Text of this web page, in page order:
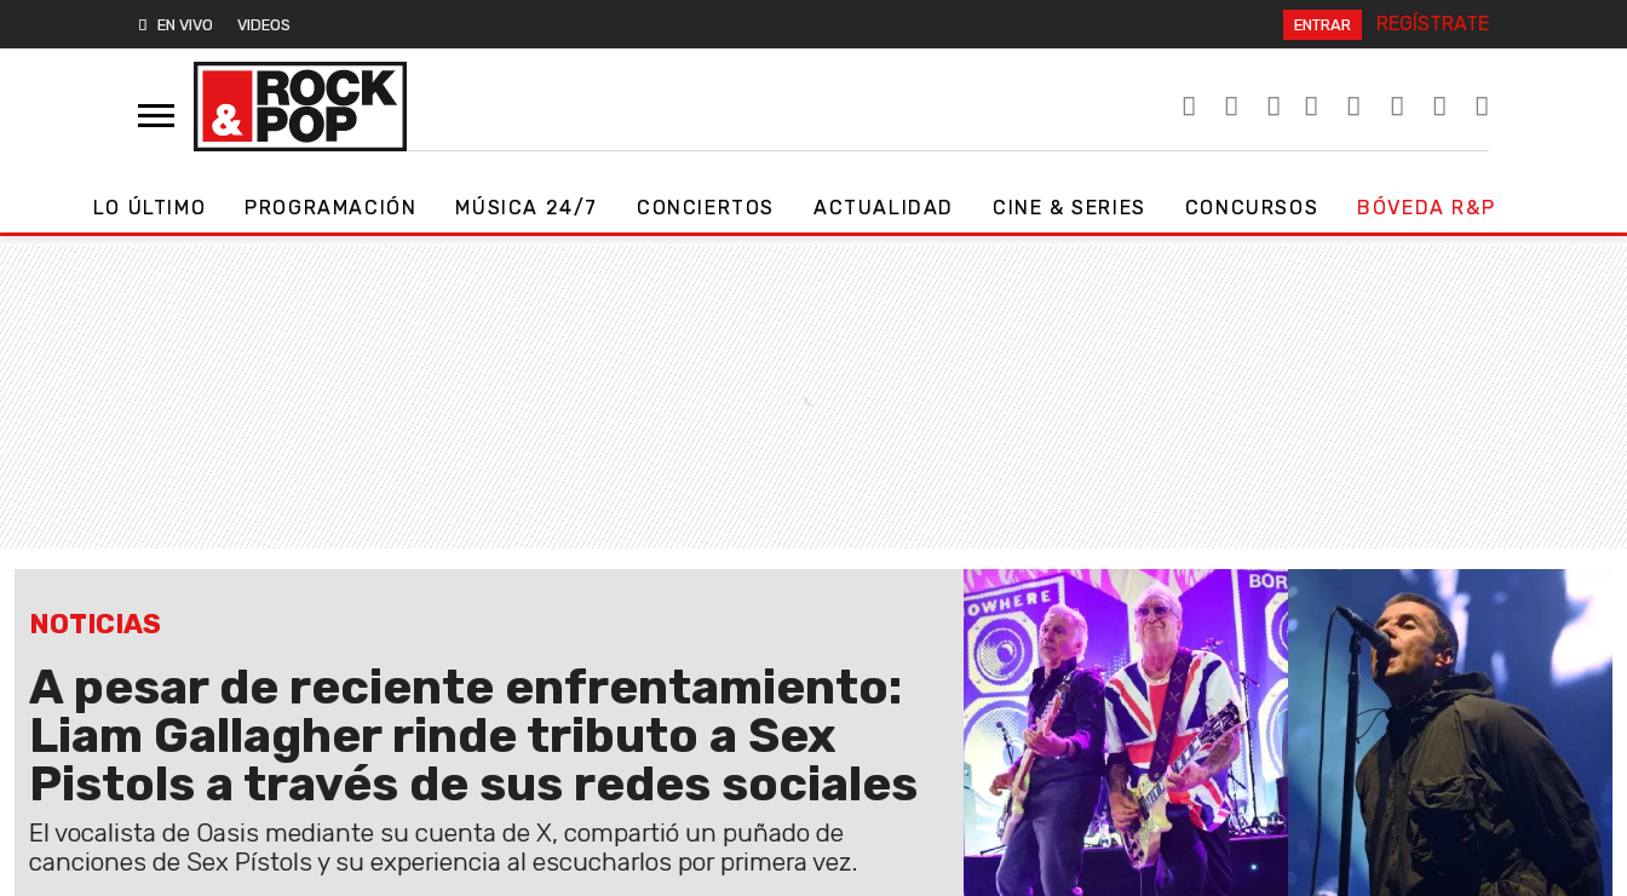
EN VIVO VIDEOS ENTRAR REGÍSTRATE
LO ÚLTIMO PROGRAMACIÓN MÚSICA 24/7 CONCIERTOS ACTUALIDAD CINE & SERIES CONCURSOS BÓVEDA R&P
NOTICIAS
A pesar de reciente enfrentamiento:
Liam Gallagher rinde tributo a Sex
Pistols a través de sus redes sociales
El vocalista de Oasis mediante su cuenta de X, compartió un puñado de
canciones de Sex Pístols y su experiencia al escucharlos por primera vez.